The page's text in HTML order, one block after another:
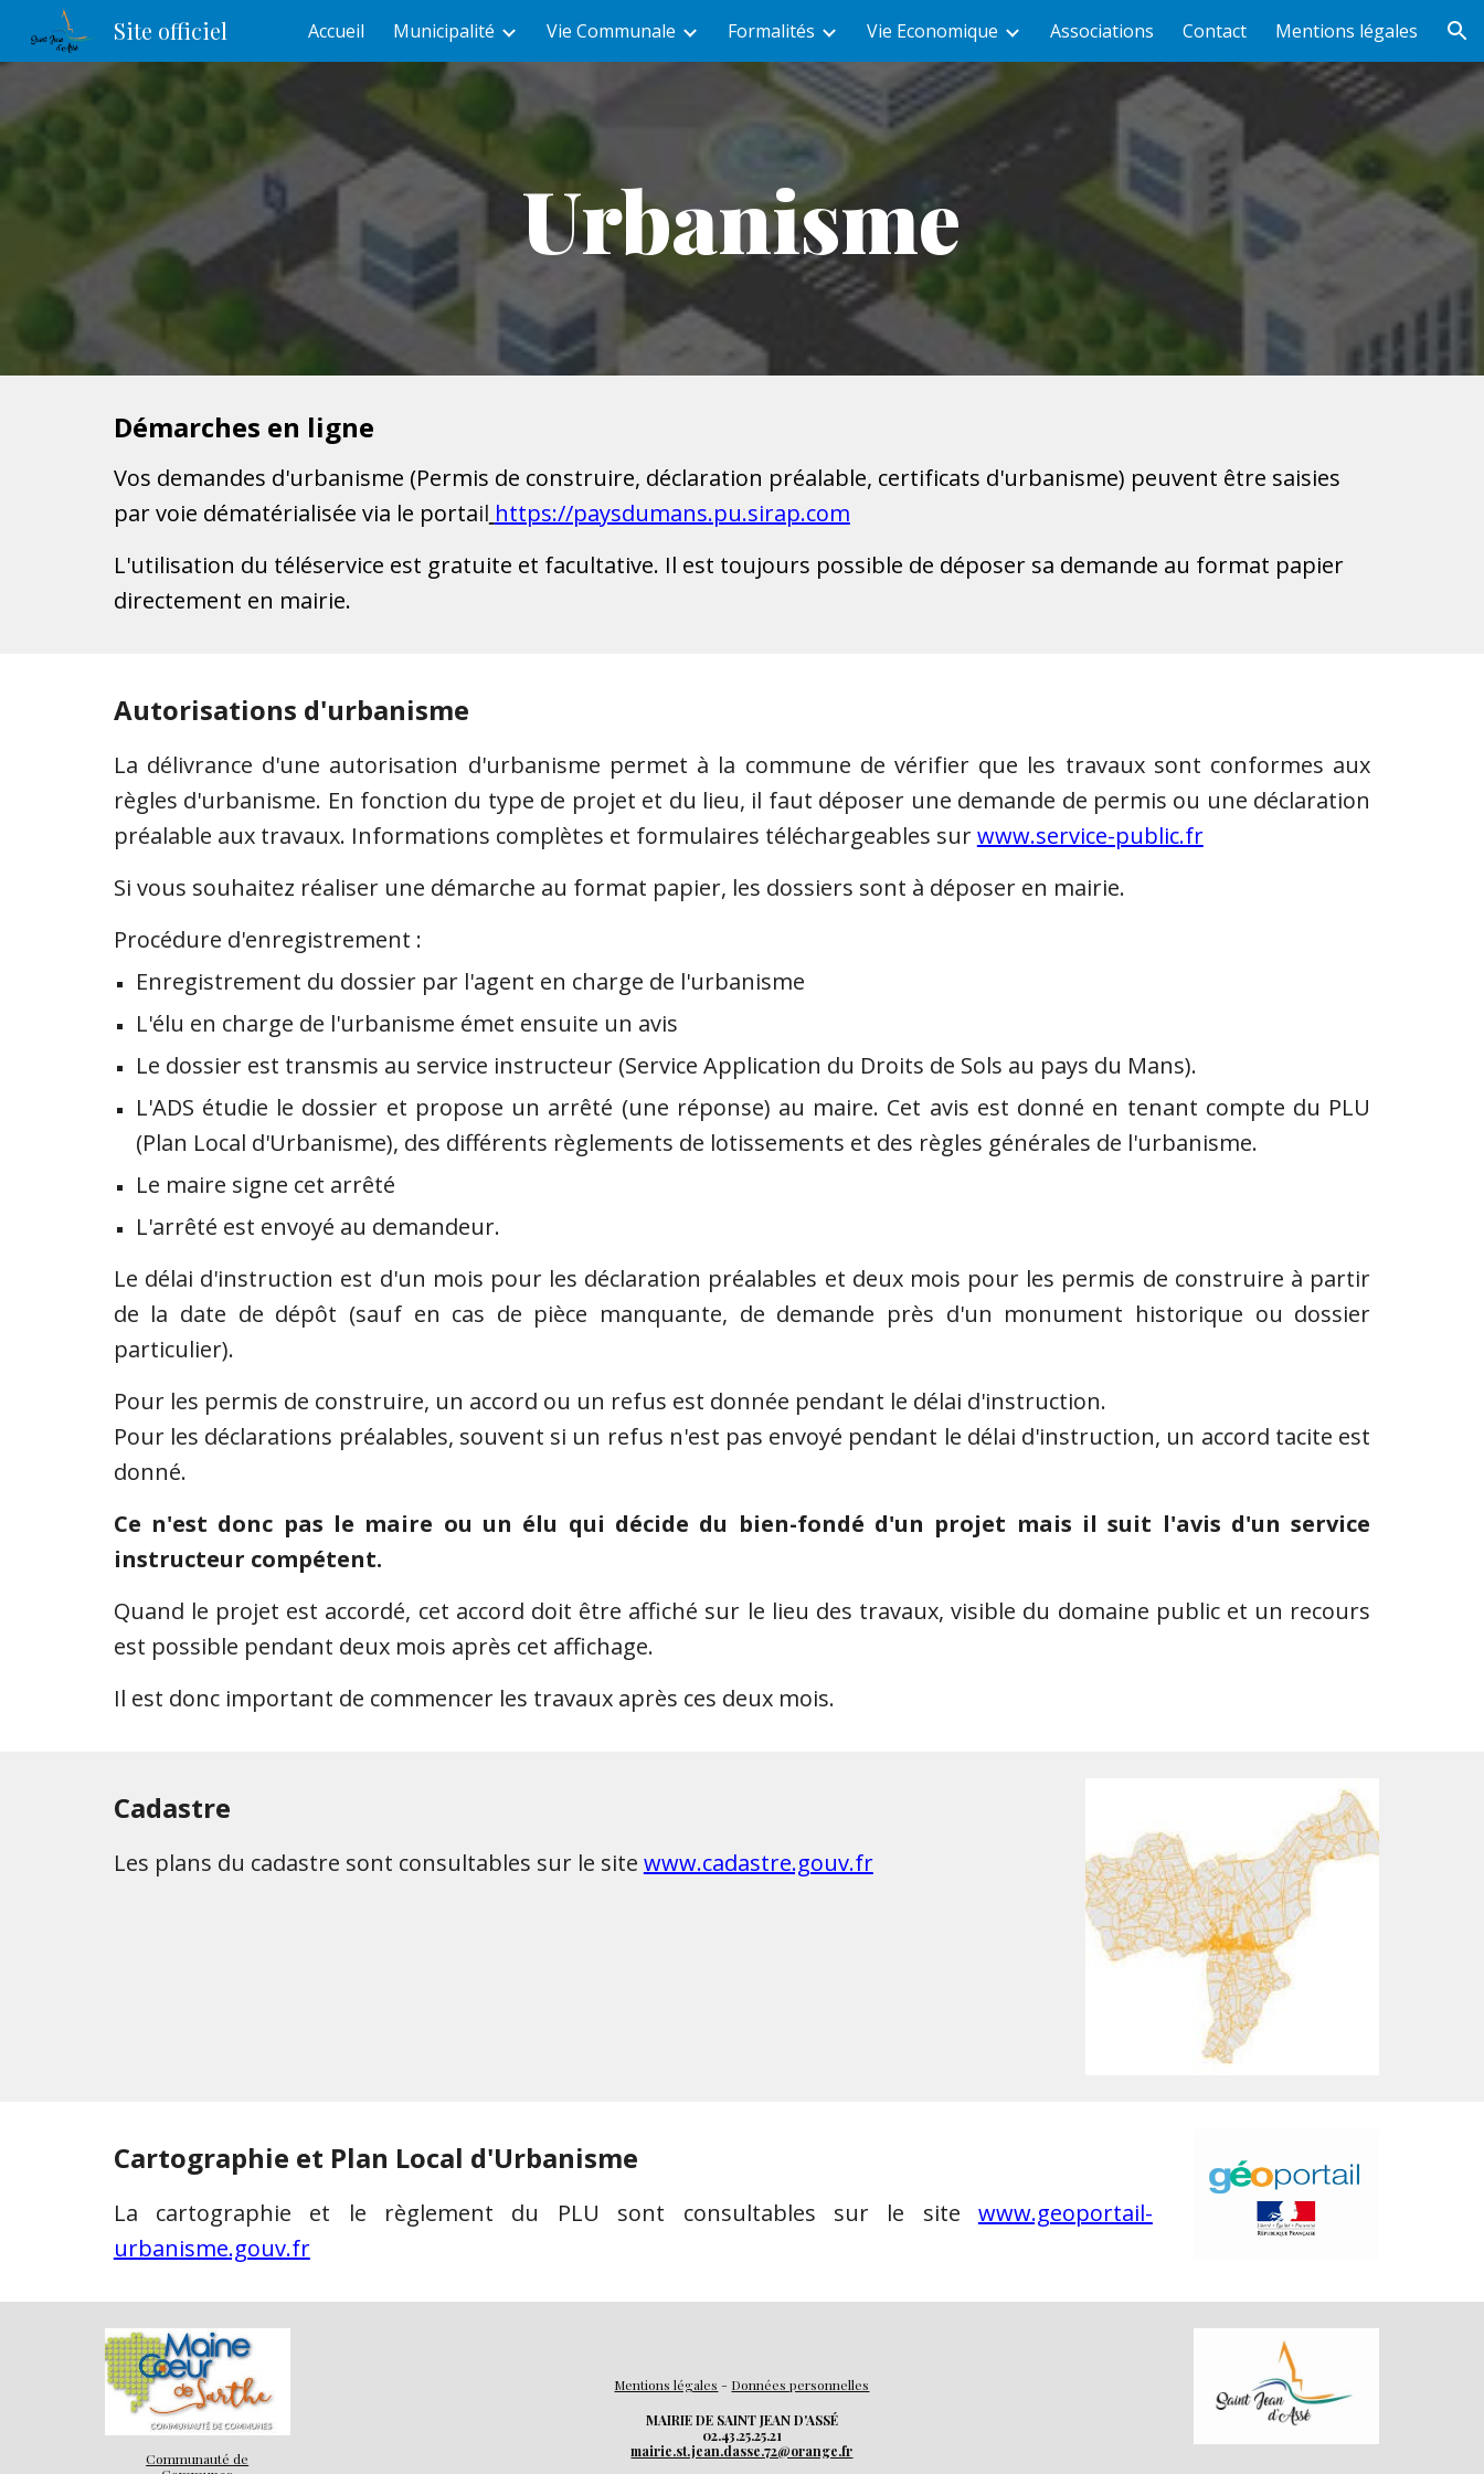
Skip to main content Skip to navigation
Site officiel Accueil Municipalité Vie Communale Formalités Vie Economique Associations Contact Mentions légales
Urbanisme
Démarches en ligne
Vos demandes d'urbanisme (Permis de construire, déclaration préalable, certificats d'urbanisme) peuvent être saisies
par voie dématérialisée via le portail https://paysdumans.pu.sirap.com
L'utilisation du téléservice est gratuite et facultative. Il est toujours possible de déposer sa demande au format papier
directement en mairie.
Autorisations d'urbanisme
La délivrance d'une autorisation d'urbanisme permet à la commune de vérifier que les travaux sont conformes aux
règles d'urbanisme. En fonction du type de projet et du lieu, il faut déposer une demande de permis ou une déclaration
préalable aux travaux. Informations complètes et formulaires téléchargeables surwww.service-public.fr
Si vous souhaitez réaliser une démarche au format papier, les dossiers sont à déposer en mairie.
Procédure d'enregistrement :
Enregistrement du dossier par l'agent en charge de l'urbanisme
L'élu en charge de l'urbanisme émet ensuite un avis
Le dossier est transmis au service instructeur (Service Application du Droits de Sols au pays du Mans).
L'ADS étudie le dossier et propose un arrêté (une réponse) au maire. Cet avis est donné en tenant compte du PLU
(Plan Local d'Urbanisme), des différents règlements de lotissements et des règles générales de l'urbanisme.
Le maire signe cet arrêté
L'arrêté est envoyé au demandeur.
Le délai d'instruction est d'un mois pour les déclaration préalables et deux mois pour les permis de construire à partir
de la date de dépôt (sauf en cas de pièce manquante, de demande près d'un monument historique ou dossier
particulier).
Pour les permis de construire, un accord ou un refus est donnée pendant le délai d'instruction.
Pour les déclarations préalables, souvent si un refus n'est pas envoyé pendant le délai d'instruction, un accord tacite est
donné.
Ce n'est donc pas le maire ou un élu qui décide du bien-fondé d'un projet mais il suit l'avis d'un service
instructeur compétent.
Quand le projet est accordé, cet accord doit être affiché sur le lieu des travaux, visible du domaine public et un recours
est possible pendant deux mois après cet affichage.
Il est donc important de commencer les travaux après ces deux mois.
Cadastre
Les plans du cadastre sont consultables sur le site www.cadastre.gouv.fr
Cartographie et Plan Local d'Urbanisme
La cartographie et le règlement du PLU sont consultables sur le site www.geoportail-
urbanisme.gouv.fr
Communauté de
Mentions légales - Données personnelles
MAIRIE DE SAINT JEAN D'ASSÉ
02.43.25.25.21
mairie.st.jean.dasse.72@orange.fr